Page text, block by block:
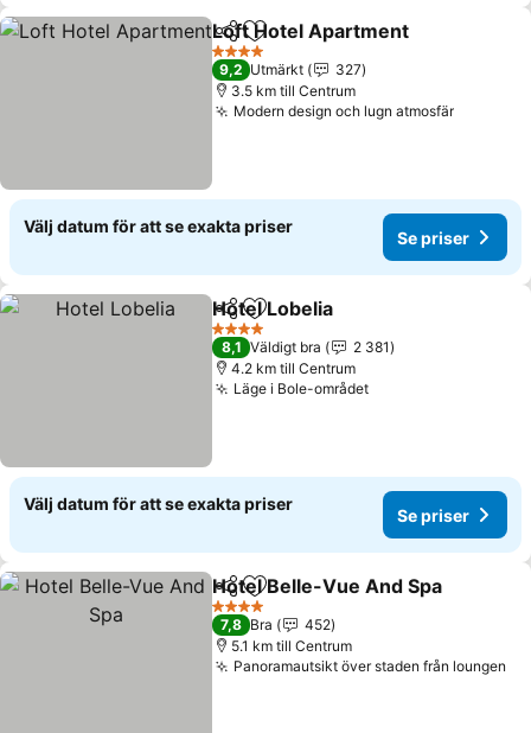
Dela Lägg till i Mina Favoriter
Loft Hotel Apartment
4 Stjärnor
9,2 Utmärkt
327
3.5 km till Centrum
Modern design och lugn atmosfär
Välj datum för att se exakta priser
Se priser
Dela Lägg till i Mina Favoriter
Hotel Lobelia
4 Stjärnor
8,1 Väldigt bra
2 381
4.2 km till Centrum
Läge i Bole-området
Välj datum för att se exakta priser
Se priser
Dela Lägg till i Mina Favoriter
Hotel Belle-Vue And Spa
4 Stjärnor
7,8 Bra
452
5.1 km till Centrum
Panoramautsikt över staden från loungen